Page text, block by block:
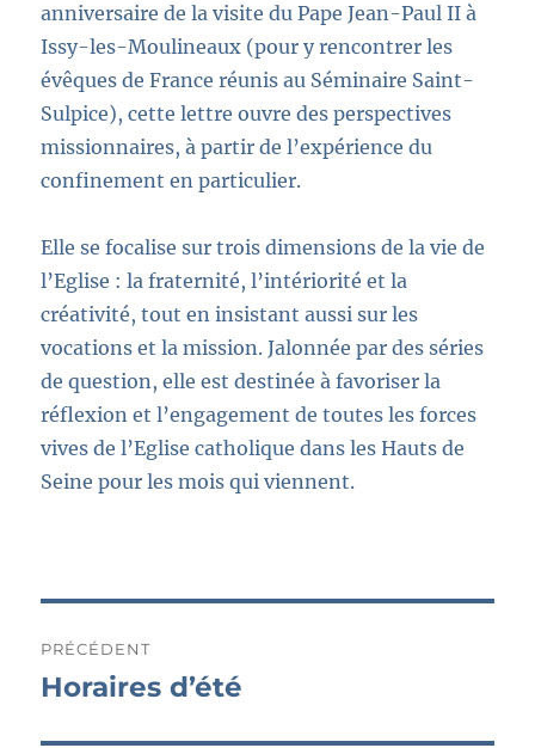
anniversaire de la visite du Pape Jean-Paul II à
Issy-les-Moulineaux (pour y rencontrer les
évêques de France réunis au Séminaire Saint-
Sulpice), cette lettre ouvre des perspectives
missionnaires, à partir de l’expérience du
confinement en particulier.
Elle se focalise sur trois dimensions de la vie de
l’Eglise : la fraternité, l’intériorité et la
créativité, tout en insistant aussi sur les
vocations et la mission. Jalonnée par des séries
de question, elle est destinée à favoriser la
réflexion et l’engagement de toutes les forces
vives de l’Eglise catholique dans les Hauts de
Seine pour les mois qui viennent.
de
PRÉCÉDENT
Publication
Horaires d’été